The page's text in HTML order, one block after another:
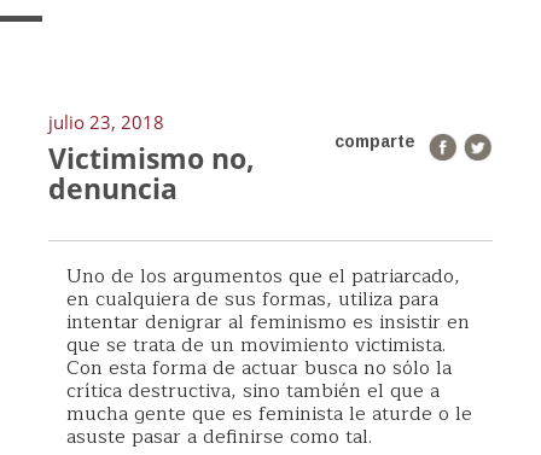
julio 23, 2018
comparte
Victimismo no,
denuncia
Uno de los argumentos que el patriarcado,
en cualquiera de sus formas, utiliza para
intentar denigrar al feminismo es insistir en
que se trata de un movimiento victimista.
Con esta forma de actuar busca no sólo la
crítica destructiva, sino también el que a
mucha gente que es feminista le aturde o le
asuste pasar a definirse como tal.